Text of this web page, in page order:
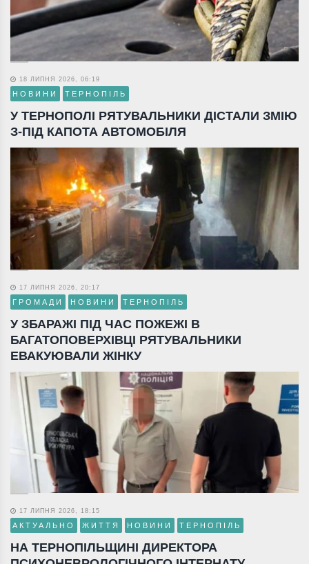
18 ЛИПНЯ 2026, 06:19
НОВИНИ ТЕРНОПІЛЬ
У ТЕРНОПОЛІ РЯТУВАЛЬНИКИ ДІСТАЛИ ЗМІЮ
З-ПІД КАПОТА АВТОМОБІЛЯ
17 ЛИПНЯ 2026, 20:17
ГРОМАДИ НОВИНИ ТЕРНОПІЛЬ
У ЗБАРАЖІ ПІД ЧАС ПОЖЕЖІ В
БАГАТОПОВЕРХІВЦІ РЯТУВАЛЬНИКИ
ЕВАКУЮВАЛИ ЖІНКУ
17 ЛИПНЯ 2026, 18:15
АКТУАЛЬНО ЖИТТЯ НОВИНИ ТЕРНОПІЛЬ
НА ТЕРНОПІЛЬЩИНІ ДИРЕКТОРА